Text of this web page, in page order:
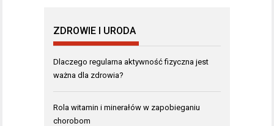
ZDROWIE I URODA
Dlaczego regularna aktywność fizyczna jest
ważna dla zdrowia?
Rola witamin i minerałów w zapobieganiu
chorobom